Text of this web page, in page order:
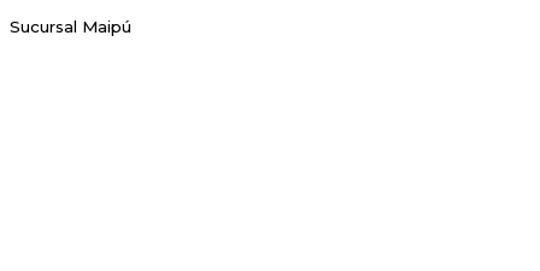
Sucursal Maipú